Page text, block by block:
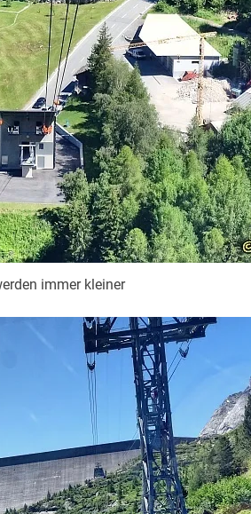
immer kleiner